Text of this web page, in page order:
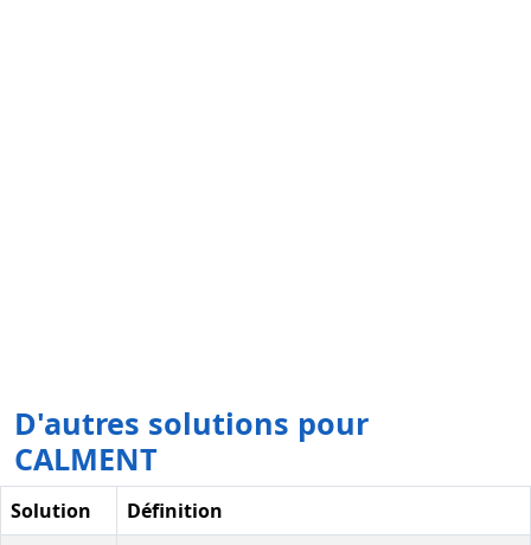
D'autres solutions pour
CALMENT
Solution
Définition